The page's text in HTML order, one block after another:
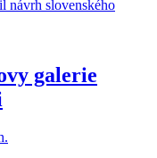
galerie